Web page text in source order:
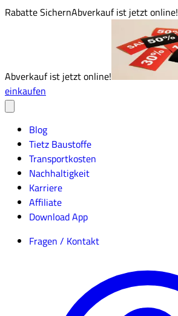
Rabatte SichernAbverkauf ist jetzt online!
Abverkauf ist jetzt online!
einkaufen
Blog
Tietz Baustoffe
Transportkosten
Nachhaltigkeit
Karriere
Affiliate
Download App
Fragen / Kontakt